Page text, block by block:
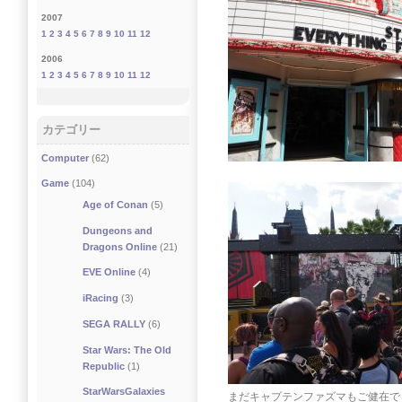
まだキャプテンファズマもご健在
2007
1 2 3 4 5 6 7 8 9 10 11 12
2006
1 2 3 4 5 6 7 8 9 10 11 12
カテゴリー
Computer (62)
Game (104)
Age of Conan (5)
Dungeons and
Dragons Online(21)
EVE Online(4)
iRacing (3)
SEGA RALLY(6)
Star Wars: The Old
Republic(1)
StarWarsGalaxies